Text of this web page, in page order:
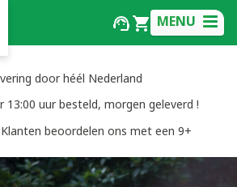
MENU
door héél Nederland
13:00 uur besteld, morgen geleverd !
Klanten beoordelen ons met een 9+